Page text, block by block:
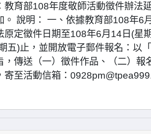
教育部108年度敬師活動徵件辦法
。 說明： 一、依據教育部108年6
原定徵件日期至108年6月14日(星
五)止，並開放電子郵件報名：
，傳送（一）徵件作品、（二）
寄至活動信箱：